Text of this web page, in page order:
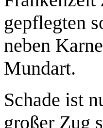
gepflegten
neben
Mundart.
Schade ist
großer Zug